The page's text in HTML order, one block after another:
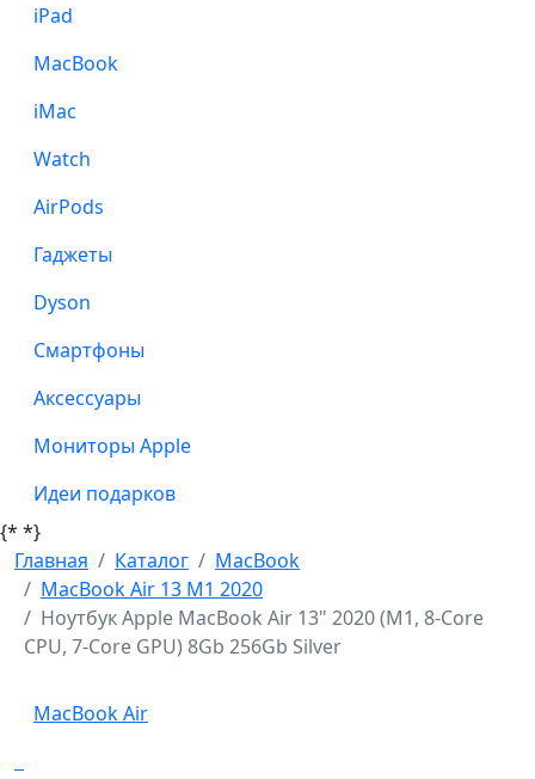
iPad
MacBook
iMac
Watch
AirPods
Гаджеты
Dyson
Смартфоны
Аксессуары
Мониторы Apple
Идеи подарков
{* *}
Главная
Каталог
MacBook
MacBook Air 13 M1 2020
Ноутбук Apple MacBook Air 13" 2020 (M1, 8-Core
CPU, 7-Core GPU) 8Gb 256Gb Silver
MacBook Air